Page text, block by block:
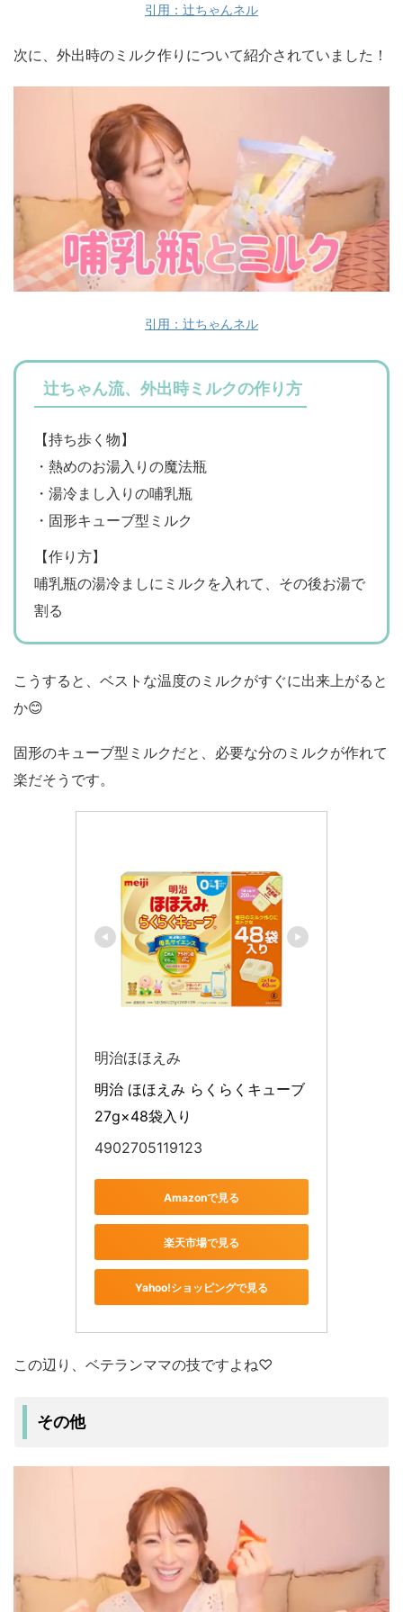
引用：辻ちゃんネル
次に、外出時のミルク作りについて紹介されていました！
引用：辻ちゃんネル
辻ちゃん流、外出時ミルクの作り方
【持ち歩く物】
・熱めのお湯入りの魔法瓶
・湯冷まし入りの哺乳瓶
・固形キューブ型ミルク
【作り方】
哺乳瓶の湯冷ましにミルクを入れて、その後お湯で
割る
こうすると、ベストな温度のミルクがすぐに出来上がると
か😊
固形のキューブ型ミルクだと、必要な分のミルクが作れて
楽だそうです。
明治ほほえみ
明治 ほほえみ らくらくキューブ
27g×48袋入り
4902705119123
Amazonで見る
楽天市場で見る
Yahoo!ショッピングで見る
この辺り、ベテランママの技ですよね♡
その他